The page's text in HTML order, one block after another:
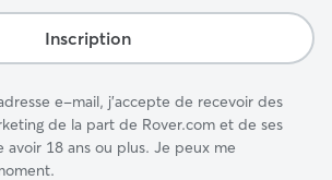
Inscription
e-mail, j'accepte de recevoir des
de la part de Rover.com et de ses
18 ans ou plus. Je peux me